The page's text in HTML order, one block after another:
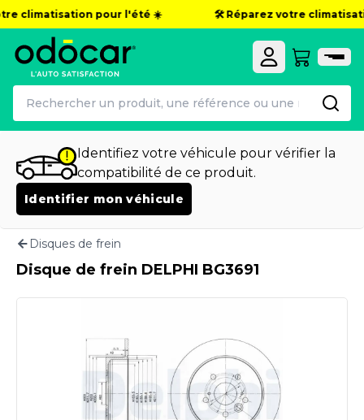
climatisation pour l'été ☀️ 🛠️ Réparez votre
Identifiez votre véhicule pour vérifier la
compatibilité de ce produit.
Identifier mon véhicule
Disques de frein
Disque de frein DELPHI BG3691